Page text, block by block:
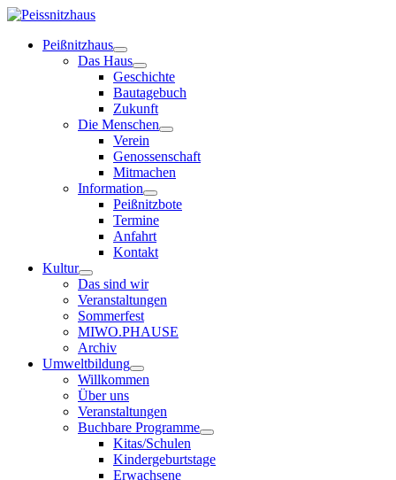
Peißnitzhaus
Das Haus
Geschichte
Bautagebuch
Zukunft
Die Menschen
Verein
Genossenschaft
Mitmachen
Information
Peißnitzbote
Termine
Anfahrt
Kontakt
Kultur
Das sind wir
Veranstaltungen
Sommerfest
MIWO.PHAUSE
Archiv
Umweltbildung
Willkommen
Über uns
Veranstaltungen
Buchbare Programme
Kitas/Schulen
Kindergeburtstage
Erwachsene